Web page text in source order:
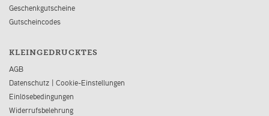
Geschenkgutscheine
Gutscheincodes
KLEINGEDRUCKTES
AGB
Datenschutz | Cookie-Einstellungen
Einlösebedingungen
Widerrufsbelehrung